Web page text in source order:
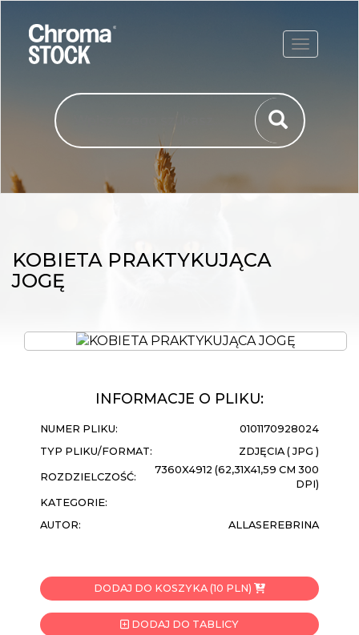
KOBIETA PRAKTYKUJĄCA
JOGĘ
INFORMACJE O PLIKU:
NUMER PLIKU:
0101170928024
TYP PLIKU/FORMAT:
ZDJĘCIA ( JPG )
ROZDZIELCZOŚĆ:
7360X4912 (62,31X41,59 CM 300
DPI)
KATEGORIE:
AUTOR:
ALLASEREBRINA
DODAJ DO KOSZYKA (10 PLN)
DODAJ DO TABLICY